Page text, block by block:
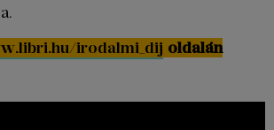
irodalmi_dij oldalán